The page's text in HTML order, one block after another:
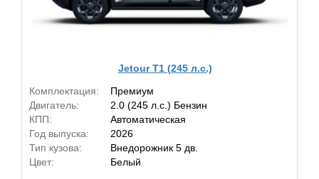
Jetour T1 (245 л.с.)
Комплектация:
Премиум
Двигатель:
2.0 (245 л.с.) Бензин
КПП:
Автоматическая
Год выпуска:
2026
Тип кузова:
Внедорожник 5 дв.
Цвет:
Белый